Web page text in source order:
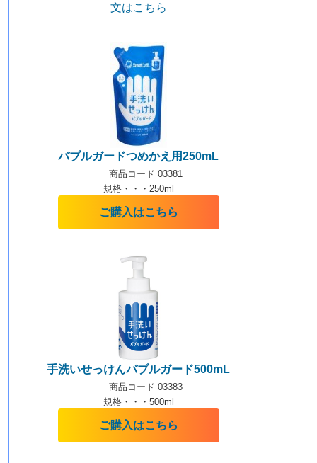
文はこちら
バブルガードつめかえ用250mL
商品コード 03381
規格・・・250ml
ご購入はこちら
手洗いせっけんバブルガード500mL
商品コード 03383
規格・・・500ml
ご購入はこちら